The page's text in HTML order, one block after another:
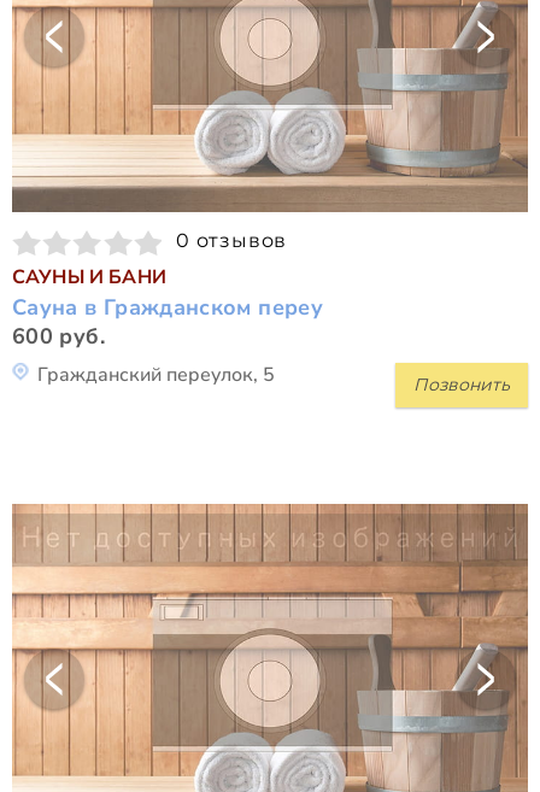
0 отзывов
САУНЫ И БАНИ
Сауна в Гражданском переу
600 руб.
Позвонить
Гражданский переулок, 5